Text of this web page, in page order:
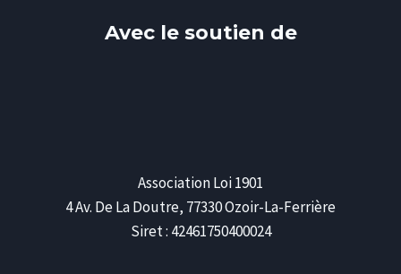
Avec le soutien de
Association Loi 1901
4 Av. De La Doutre, 77330 Ozoir-La-Ferrière
Siret : 42461750400024